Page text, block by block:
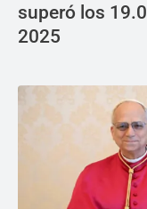
superó los
2025